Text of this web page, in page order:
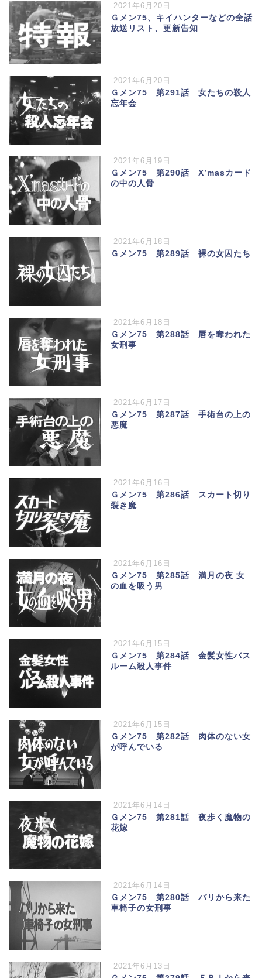
2021年6月20日
Ｇメン75、キイハンターなどの全話
放送リスト、更新告知
2021年6月20日
Ｇメン75 第291話 女たちの殺人
忘年会
2021年6月19日
Ｇメン75 第290話 X’masカード
の中の人骨
2021年6月18日
Ｇメン75 第289話 裸の女囚たち
2021年6月18日
Ｇメン75 第288話 唇を奪われた
女刑事
2021年6月17日
Ｇメン75 第287話 手術台の上の
悪魔
2021年6月16日
Ｇメン75 第286話 スカート切り
裂き魔
2021年6月16日
Ｇメン75 第285話 満月の夜 女
の血を吸う男
2021年6月15日
Ｇメン75 第284話 金髪女性バス
ルーム殺人事件
2021年6月15日
Ｇメン75 第282話 肉体のない女
が呼んでいる
2021年6月14日
Ｇメン75 第281話 夜歩く魔物の
花嫁
2021年6月14日
Ｇメン75 第280話 パリから来た
車椅子の女刑事
2021年6月13日